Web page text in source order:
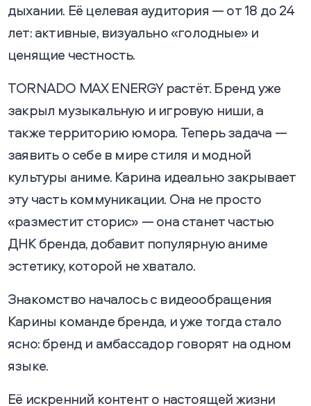
дыхании. Её целевая аудитория — от 18 до 24
лет: активные, визуально «голодные» и
ценящие честность.
TORNADO MAX ENERGY растёт. Бренд уже
закрыл музыкальную и игровую ниши, а
также территорию юмора. Теперь задача —
заявить о себе в мире стиля и модной
культуры аниме. Карина идеально закрывает
эту часть коммуникации. Она не просто
«разместит сторис» — она станет частью
ДНК бренда, добавит популярную аниме
эстетику, которой не хватало.
Знакомство началось с видеообращения
Карины команде бренда, и уже тогда стало
ясно: бренд и амбассадор говорят на одном
языке.
Её искренний контент о настоящей жизни